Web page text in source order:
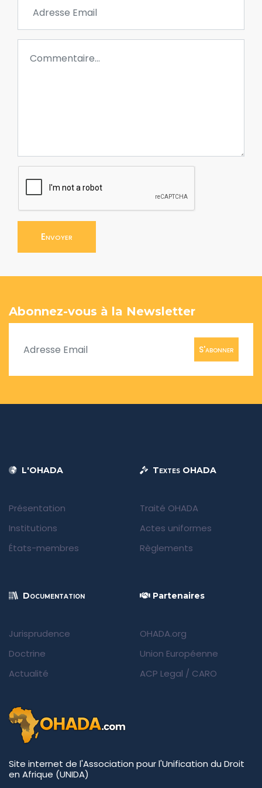
Envoyer
Abonnez-vous à la Newsletter
S'abonner
L'OHADA
Présentation
Institutions
États-membres
Textes OHADA
Traité OHADA
Actes uniformes
Règlements
Documentation
Jurisprudence
Doctrine
Actualité
Partenaires
OHADA.org
Union Européenne
ACP Legal / CARO
Site internet de l'Association pour l'Unification du Droit
en Afrique (UNIDA)